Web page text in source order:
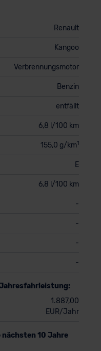
Renault
Kangoo
Verbrennungsmotor
Benzin
entfällt
6,8 l/100 km
155,0 g/km1
E
6,8 l/100 km
-
-
-
-
1.887,00
EUR/Jahr
10 Jahre